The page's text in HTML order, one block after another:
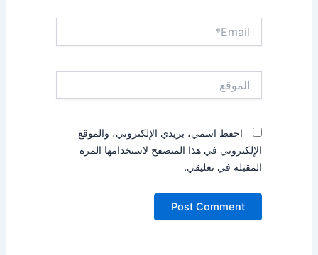
احفظ اسمي، بريدي الإلكتروني، والموقع
الإلكتروني في هذا المتصفح لاستخدامها المرة
المقبلة في تعليقي.